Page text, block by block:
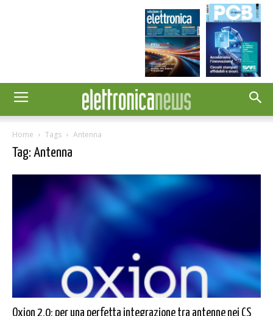
Home Tags Antenna
Tag: Antenna
Oxion 2.0: per una perfetta integrazione tra antenne nei CS